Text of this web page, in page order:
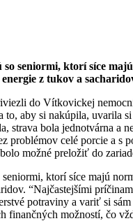
seniormi, ktorí síce
z tukov a
do Vítkovickej
aby si nakúpila, uvarila
strava bola jednotvárna a
problémov celé porcie a
možné preložiť do
ktorí síce majú
“Najčastejšími
potraviny a variť si
finančných možností, čo